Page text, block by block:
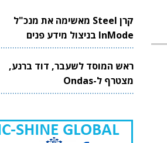
קרן Steel מאשימה את מנכ"ל
InMode בניצול מידע פנים
ראש המוסד לשעבר, דוד ברנע,
מצטרף ל-Ondas